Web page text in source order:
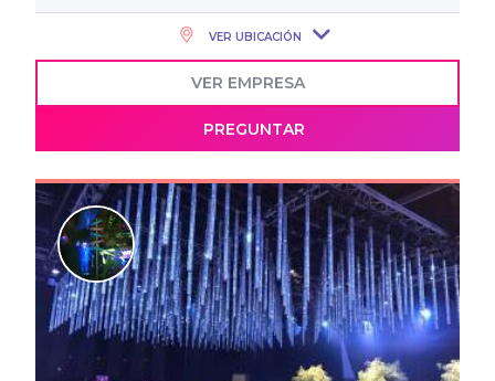
VER UBICACIÓN
VER EMPRESA
PREGUNTAR